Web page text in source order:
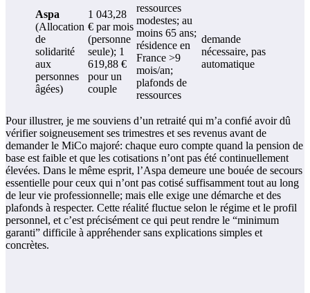
Aspa
(Allocation
de
solidarité
aux
personnes
âgées)
1 043,28
€ par mois
(personne
seule); 1
619,88 €
pour un
couple
ressources
modestes; au
moins 65 ans;
résidence en
France >9
mois/an;
plafonds de
ressources
demande
nécessaire, pas
automatique
Pour illustrer, je me souviens d’un retraité qui m’a confié avoir dû
vérifier soigneusement ses trimestres et ses revenus avant de
demander le MiCo majoré: chaque euro compte quand la pension de
base est faible et que les cotisations n’ont pas été continuellement
élevées. Dans le même esprit, l’Aspa demeure une bouée de secours
essentielle pour ceux qui n’ont pas cotisé suffisamment tout au long
de leur vie professionnelle; mais elle exige une démarche et des
plafonds à respecter. Cette réalité fluctue selon le régime et le profil
personnel, et c’est précisément ce qui peut rendre le “minimum
garanti” difficile à appréhender sans explications simples et
concrètes.